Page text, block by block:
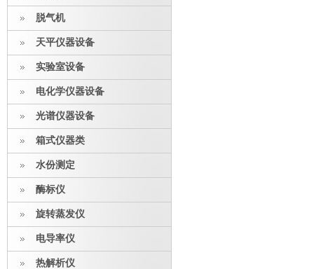
脱气机
天平仪器设备
实验室设备
电化学仪器设备
光谱仪器设备
箱式仪器类
水份测定
酶标仪
旋转蒸发仪
电导率仪
热解析仪